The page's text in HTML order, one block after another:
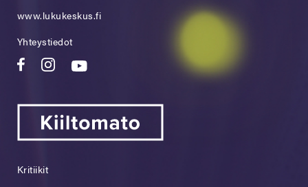
www.lukukeskus.fi
Yhteystiedot
Kritiikit